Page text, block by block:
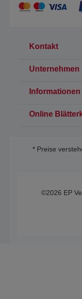
Kontakt
Unternehmen
Informationen
Online
* Preise
©2026 EP